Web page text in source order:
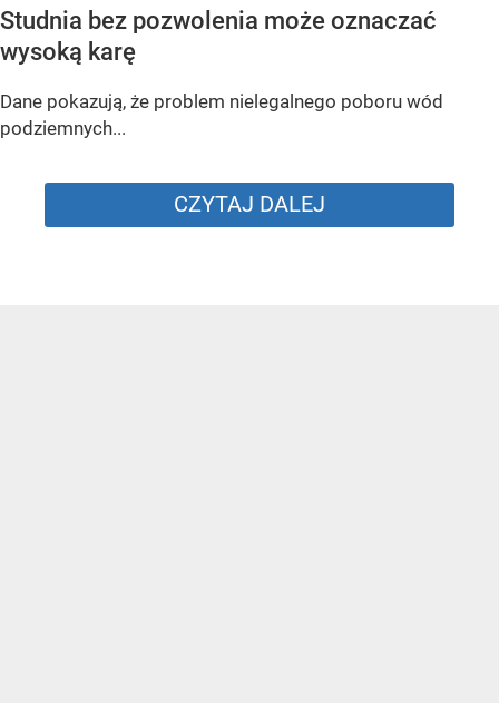
Studnia bez pozwolenia może oznaczać
wysoką karę
Dane pokazują, że problem nielegalnego poboru wód
podziemnych...
CZYTAJ DALEJ